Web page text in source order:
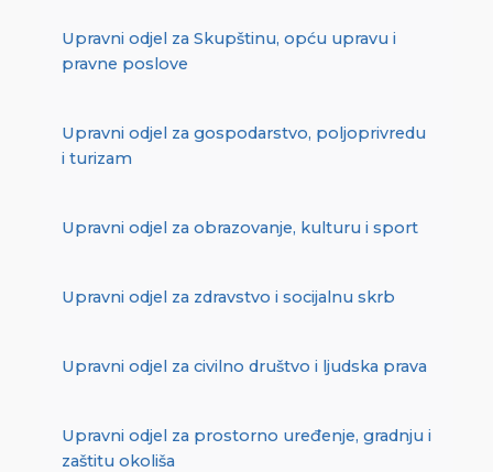
Upravni odjel za Skupštinu, opću upravu i
pravne poslove
Upravni odjel za gospodarstvo, poljoprivredu
i turizam
Upravni odjel za obrazovanje, kulturu i sport
Upravni odjel za zdravstvo i socijalnu skrb
Upravni odjel za civilno društvo i ljudska prava
Upravni odjel za prostorno uređenje, gradnju i
zaštitu okoliša